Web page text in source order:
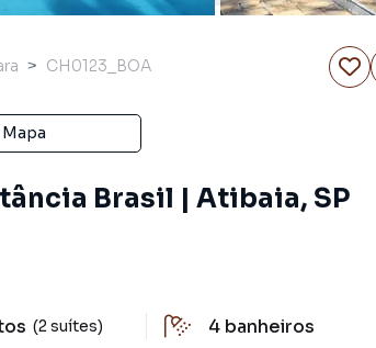
CH0123_BOA
Mapa
Brasil | Atibaia, SP
(2 suítes) 4 banheiros